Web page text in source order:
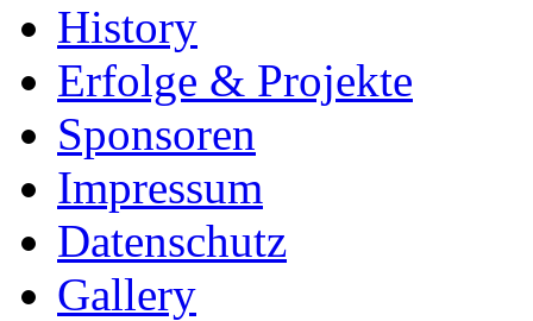
History
Erfolge & Projekte
Sponsoren
Impressum
Datenschutz
Gallery